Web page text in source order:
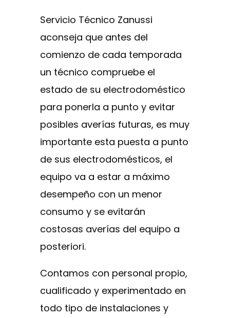
Servicio Técnico Zanussi
aconseja que antes del
comienzo de cada temporada
un técnico compruebe el
estado de su electrodoméstico
para ponerla a punto y evitar
posibles averías futuras, es muy
importante esta puesta a punto
de sus electrodomésticos, el
equipo va a estar a máximo
desempeño con un menor
consumo y se evitarán
costosas averías del equipo a
posteriori.
Contamos con personal propio,
cualificado y experimentado en
todo tipo de instalaciones y